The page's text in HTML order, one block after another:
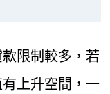
限制較多，若
上升空間，一